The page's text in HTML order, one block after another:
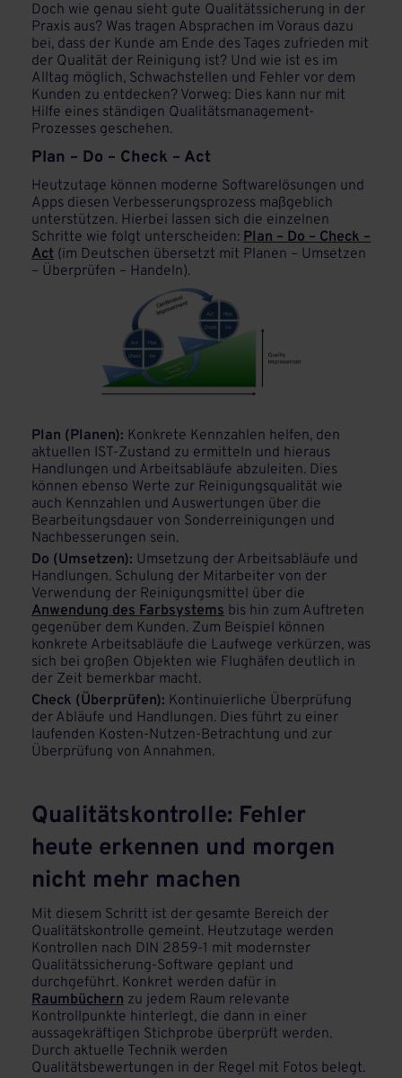
Doch wie genau sieht gute Qualitätssicherung in der
Praxis aus? Was tragen Absprachen im Voraus dazu
bei, dass der Kunde am Ende des Tages zufrieden mit
der Qualität der Reinigung ist? Und wie ist es im
Alltag möglich, Schwachstellen und Fehler vor dem
Kunden zu entdecken? Vorweg: Dies kann nur mit
Hilfe eines ständigen Qualitätsmanagement-
Prozesses geschehen.
Plan – Do – Check – Act
Heutzutage können moderne Softwarelösungen und
Apps diesen Verbesserungsprozess maßgeblich
unterstützen. Hierbei lassen sich die einzelnen
Schritte wie folgt unterscheiden: Plan – Do – Check –
Act (im Deutschen übersetzt mit Planen – Umsetzen
– Überprüfen – Handeln).
Plan (Planen): Konkrete Kennzahlen helfen, den
aktuellen IST-Zustand zu ermitteln und hieraus
Handlungen und Arbeitsabläufe abzuleiten. Dies
können ebenso Werte zur Reinigungsqualität wie
auch Kennzahlen und Auswertungen über die
Bearbeitungsdauer von Sonderreinigungen und
Nachbesserungen sein.
Do (Umsetzen): Umsetzung der Arbeitsabläufe und
Handlungen. Schulung der Mitarbeiter von der
Verwendung der Reinigungsmittel über die
Anwendung des Farbsystems bis hin zum Auftreten
gegenüber dem Kunden. Zum Beispiel können
konkrete Arbeitsabläufe die Laufwege verkürzen, was
sich bei großen Objekten wie Flughäfen deutlich in
der Zeit bemerkbar macht.
Check (Überprüfen): Kontinuierliche Überprüfung
der Abläufe und Handlungen. Dies führt zu einer
laufenden Kosten-Nutzen-Betrachtung und zur
Überprüfung von Annahmen.
Qualitätskontrolle: Fehler
heute erkennen und morgen
nicht mehr machen
Mit diesem Schritt ist der gesamte Bereich der
Qualitätskontrolle gemeint. Heutzutage werden
Kontrollen nach DIN 2859-1 mit modernster
Qualitätssicherung-Software geplant und
durchgeführt. Konkret werden dafür in
Raumbüchern zu jedem Raum relevante
Kontrollpunkte hinterlegt, die dann in einer
aussagekräftigen Stichprobe überprüft werden.
Durch aktuelle Technik werden
Qualitätsbewertungen in der Regel mit Fotos belegt.